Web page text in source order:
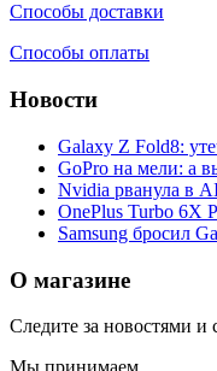
Способы доставки
Способы оплаты
Новости
Galaxy Z Fold8:
GoPro на мели: а
Nvidia рванула в
OnePlus Turbo 6X
Samsung бросил
О магазине
Следите за новостями и